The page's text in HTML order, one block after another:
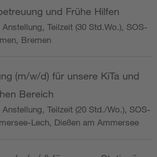
und Frühe Hilfen
Teilzeit (30 Std.Wo.), SOS-
Bremen
(m/w/d) für unsere KiTa und
Bereich
Teilzeit (20 Std./Wo.), SOS-
Lech, Dießen am Ammersee